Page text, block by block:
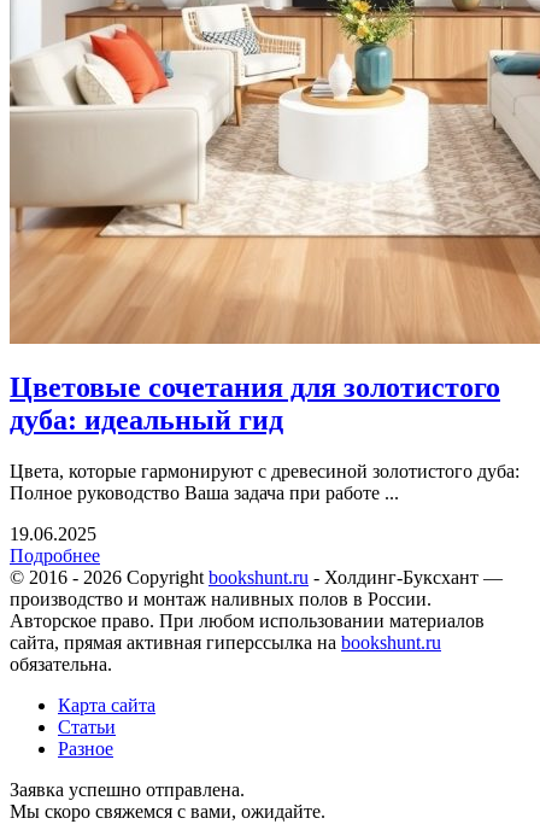
Цветовые сочетания для золотистого
дуба: идеальный гид
Цвета, которые гармонируют с древесиной золотистого дуба:
Полное руководство Ваша задача при работе ...
19.06.2025
Подробнее
© 2016 - 2026 Copyright bookshunt.ru - Холдинг-Буксхант —
производство и монтаж наливных полов в России.
Авторское право. При любом использовании материалов
сайта, прямая активная гиперссылка на bookshunt.ru
обязательна.
Карта сайта
Статьи
Разное
Заявка успешно отправлена.
Мы скоро свяжемся с вами, ожидайте.